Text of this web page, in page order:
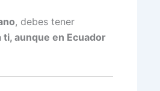
, debes tener
aunque en Ecuador